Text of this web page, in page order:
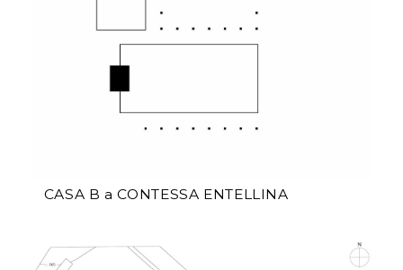
CASA B a CONTESSA ENTELLINA